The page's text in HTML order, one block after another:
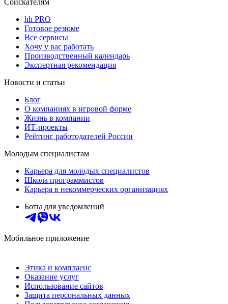
Соискателям
hh PRO
Готовое резюме
Все сервисы
Хочу у вас работать
Производственный календарь
Экспертная рекомендация
Новости и статьи
Блог
О компаниях в игровой форме
Жизнь в компании
ИТ-проекты
Рейтинг работодателей России
Молодым специалистам
Карьера для молодых специалистов
Школа программистов
Карьера в некоммерческих организациях
Боты для уведомлений
Мобильное приложение
Этика и комплаенс
Оказание услуг
Использование сайтов
Защита персональных данных